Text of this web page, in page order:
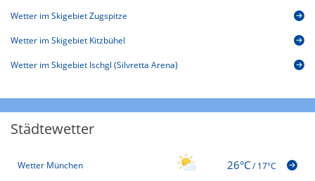
Wetter im Skigebiet Zugspitze
Wetter im Skigebiet Kitzbühel
Wetter im Skigebiet Ischgl (Silvretta Arena)
Städtewetter
Wetter München 26°C/17°C